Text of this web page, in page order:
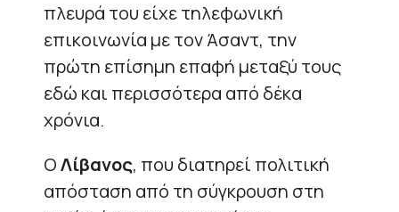
πλευρά του είχε τηλεφωνική
επικοινωνία με τον Άσαντ, την
πρώτη επίσημη επαφή μεταξύ τους
εδώ και περισσότερα από δέκα
χρόνια.
ΟΛίβανος, που διατηρεί πολιτική
απόσταση από τη σύγκρουση στη